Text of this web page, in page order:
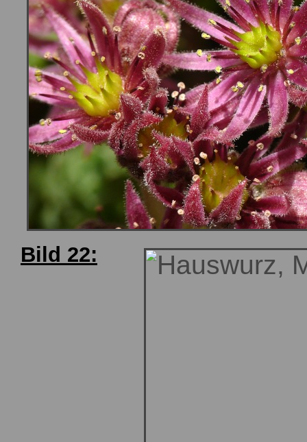
Bild 22: